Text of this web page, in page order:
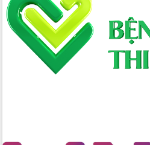
Ứng dụng sinh trắc học - Bước tiến
trong hành trình chuyển đổi số tại Đắk
Lắk
Đắk Lắk nâng cao hiệu quả công tác
Đảng từ Sổ tay đảng viên điện tử
Đắk Lắk đẩy mạnh nuôi biển công